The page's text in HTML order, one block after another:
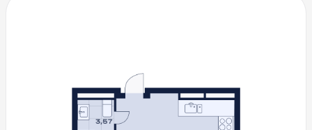
Документы